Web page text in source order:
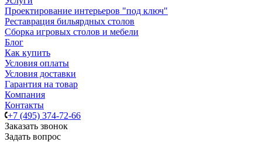
Проектирование интерьеров "под ключ"
Реставрация бильярдных столов
Сборка игровых столов и мебели
Блог
Как купить
Условия оплаты
Условия доставки
Гарантия на товар
Компания
Контакты
+7 (495) 374-72-66
Заказать звонок
Задать вопрос